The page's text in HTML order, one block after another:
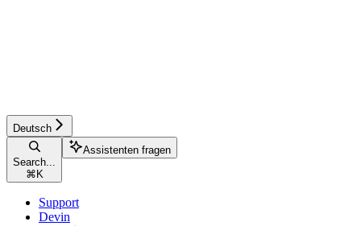
Deutsch
Search...
⌘ K
Assistenten fragen
Support
Devin